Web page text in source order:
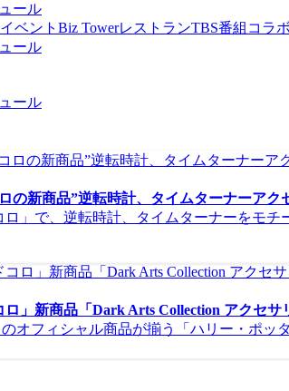
ール
ベント Biz TowerレストランTBS番組コラ
ール
ール
新商品”逆転時計、タイムターナーアク
」で、逆転時計、タイムターナーをモチ
」新商品「Dark Arts Collection アクセサ
のオフィシャル商品が揃う「ハリー・ポ